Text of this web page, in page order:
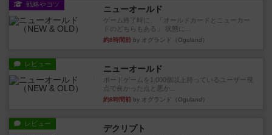
戦略やコツ ニューオールド
ゲーム終了時に、「オールドカードとニューカー
ドのどちらもある」 状態に...
約8時間前 by オグランド（Oguland）
レビュー ニューオールド
ボードゲームを1,000個以上持っているユーザー視
点で良かった点と悪か...
約8時間前 by オグランド（Oguland）
レビュー デクリプト